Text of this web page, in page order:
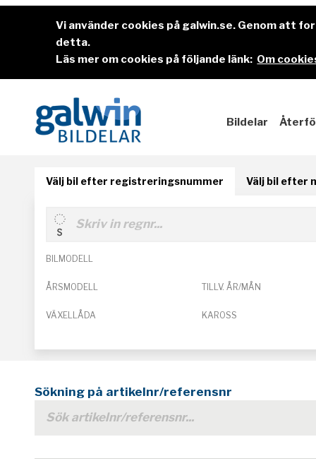
Vi använder cookies på galwin.se. Genom att
detta.
Läs mer om cookies på följande länk: Om
Bildelar
Välj bil efter registreringsnummer Välj bil efter
BILMODELL
ÅRSMODELL TILLV. ÅR/MÅN
VÄXELLÅDA KAROSS
Sökning på artikelnr/referensnr